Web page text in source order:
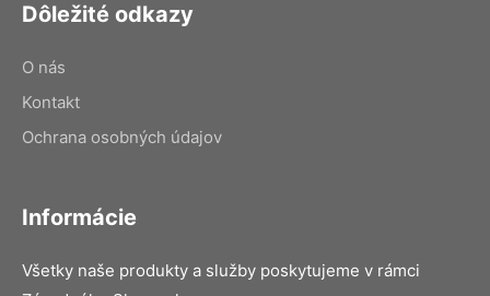
Dôležité odkazy
O nás
Kontakt
Ochrana osobných údajov
Informácie
Všetky naše produkty a služby poskytujeme v rámci